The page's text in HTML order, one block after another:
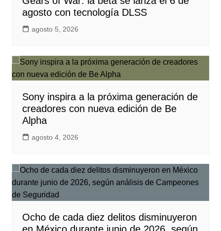
agosto con tecnología DLSS
agosto 5, 2026
Sony inspira a la próxima generación de
creadores con nueva edición de Be
Alpha
agosto 4, 2026
Ocho de cada diez delitos disminuyeron